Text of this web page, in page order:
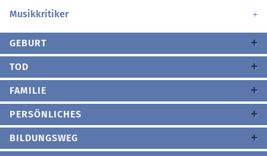
Musikkritiker
GEBURT
TOD
FAMILIE
PERSÖNLICHES
BILDUNGSWEG